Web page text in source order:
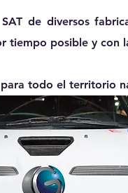
de diversos
tiempo posible y con
todo el territorio